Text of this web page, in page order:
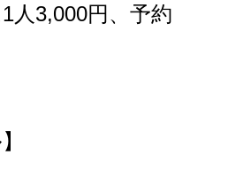
人3,000円、予約